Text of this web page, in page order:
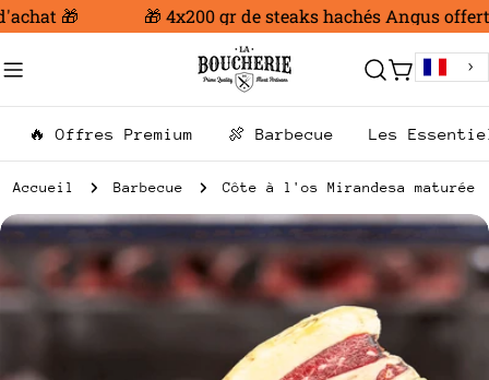
Aller
contenu
🎁 🎁 4x200 gr de steaks hachés Angus offert
Chariot
🔥 Offres Premium 🍖 Barbecue Les
Accueil Barbecue Côte à l'os Mirandesa maturée
Passer
aux
informations
sur
produit